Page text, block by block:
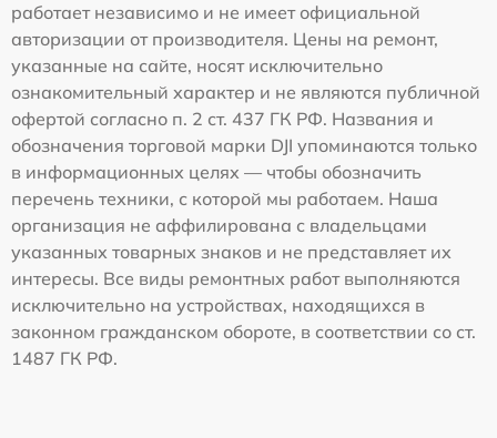
работает независимо и не имеет официальной
авторизации от производителя. Цены на ремонт,
указанные на сайте, носят исключительно
ознакомительный характер и не являются публичной
офертой согласно п. 2 ст. 437 ГК РФ. Названия и
обозначения торговой марки DJI упоминаются только
в информационных целях — чтобы обозначить
перечень техники, с которой мы работаем. Наша
организация не аффилирована с владельцами
указанных товарных знаков и не представляет их
интересы. Все виды ремонтных работ выполняются
исключительно на устройствах, находящихся в
законном гражданском обороте, в соответствии со ст.
1487 ГК РФ.